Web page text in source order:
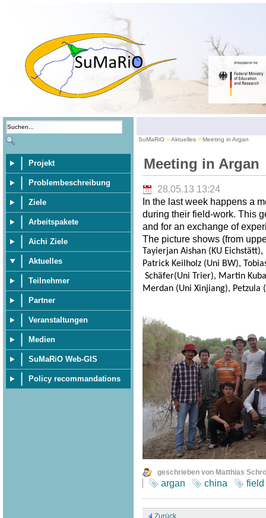
Projekt
Problembeschreibung
Ziele
Arbeitspakete
Aichi Ziele
Aktuelles
Teilnehmer
Partner
Veranstaltungen
Medien
SuMaRiO Web-GIS
Policy recommandations
SuMaRiO Aktuelles Meeting in Argan
Meeting in Argan
28.05.13 13:24
In the last week happens a
during their field-work. This
and for an exchange of
The picture shows (from
Tayierjan Aishan (KU
Patrick Keilholz (Uni BW),
Schäfer(Uni Trier), Martin
Merdan (Uni Xinjiang), Petzula
geschrieben von Matthias
argan china field
Zurück